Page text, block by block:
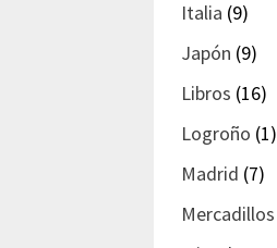
Italia (9)
Japón (9)
Libros (16)
Logroño (1)
Madrid (7)
Mercadillos